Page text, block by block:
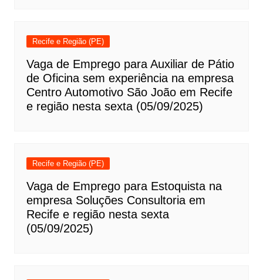
Recife e Região (PE)
Vaga de Emprego para Auxiliar de Pátio
de Oficina sem experiência na empresa
Centro Automotivo São João em Recife
e região nesta sexta (05/09/2025)
Recife e Região (PE)
Vaga de Emprego para Estoquista na
empresa Soluções Consultoria em
Recife e região nesta sexta
(05/09/2025)